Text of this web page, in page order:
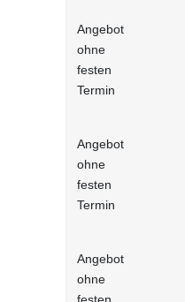
Angebot
ohne
festen
Termin
Angebot
ohne
festen
Termin
Angebot
ohne